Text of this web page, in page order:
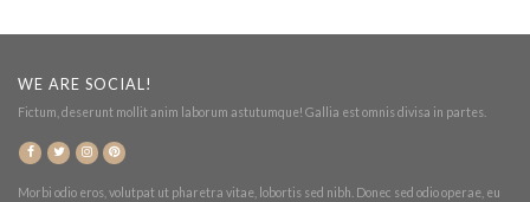
WE ARE SOCIAL!
Fictum, deserunt mollit anim laborum astutumque! Gallia est omnis divisa in partes.
Morbi odio eros, volutpat ut pharetra vitae, lobortis sed nibh. Donec sed odio operae, eu